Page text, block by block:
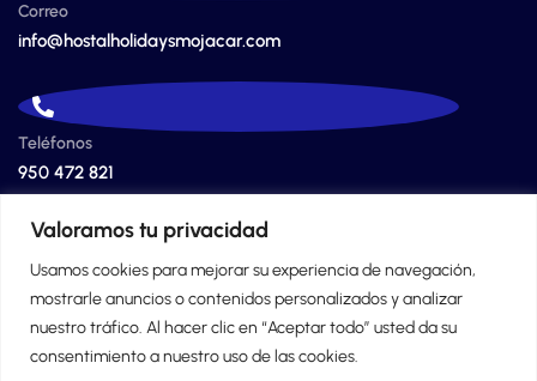
Valoramos tu privacidad
Usamos cookies para mejorar su experiencia de navegación,
mostrarle anuncios o contenidos personalizados y analizar
nuestro tráfico. Al hacer clic en “Aceptar todo” usted da su
consentimiento a nuestro uso de las cookies.
Correo
info@hostalholidaysmojacar.com
Teléfonos
950 472 821